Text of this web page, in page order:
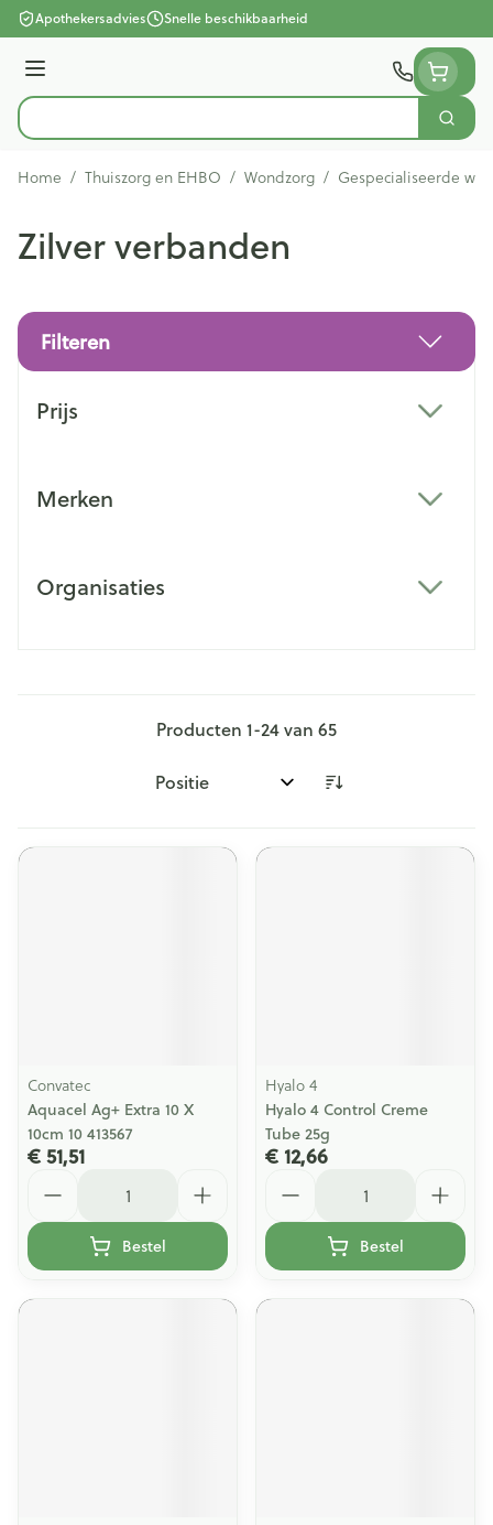
Ga naar de inhoud
Apothekersadvies Snelle beschikbaarheid
Menu
Product, merk, categorie... Zoek
Home / Thuiszorg en EHBO / Wondzorg / Gespecialiseerde
Zilver verbanden
Filteren
Prijs
Merken
Organisaties
Producten 1-24van 65
Sorteer op:
Convatec
Aquacel Ag+ Extra 10 X
10cm 10 413567
€ 51,51
Bestel
Hyalo 4
Hyalo 4 Control Creme
Tube 25g
€ 12,66
Bestel